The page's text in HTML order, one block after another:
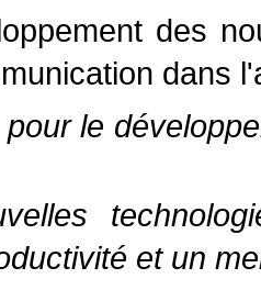
des
dans
le
et un